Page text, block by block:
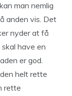
man nemlig
anden vis. Det
nyder at få
have en
er god.
helt rette
rette